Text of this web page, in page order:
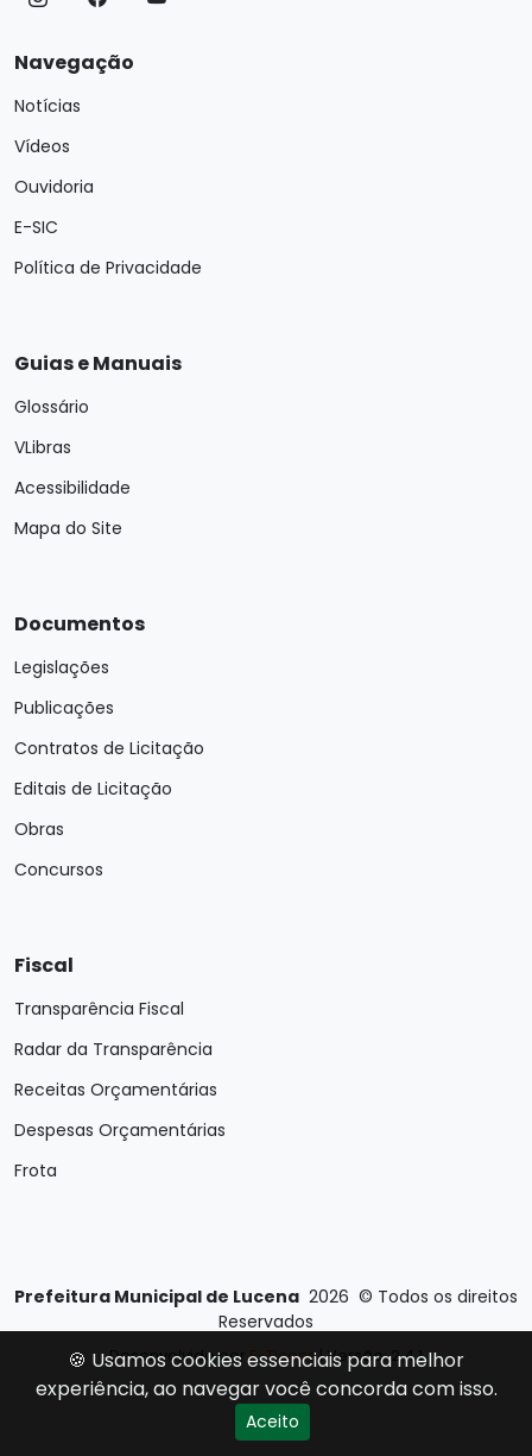
Navegação
Notícias
Vídeos
Ouvidoria
E-SIC
Política de Privacidade
Guias e Manuais
Glossário
VLibras
Acessibilidade
Mapa do Site
Documentos
Legislações
Publicações
Contratos de Licitação
Editais de Licitação
Obras
Concursos
Fiscal
Transparência Fiscal
Radar da Transparência
Receitas Orçamentárias
Despesas Orçamentárias
Frota
Prefeitura Municipal de Lucena 2026 © Todos os direitos
Reservados
Desenvolvido porE-Ticons| Versão: 2.4.1
🍪 Usamos cookies essenciais para melhor
experiência, ao navegar você concorda com isso.
Aceito